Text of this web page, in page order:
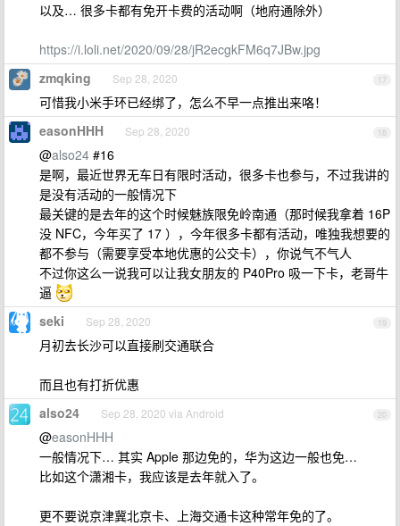
以及… 很多卡都有免开卡费的活动啊（地府通除外）
https://i.loli.net/2020/09/28/jR2ecgkFM6q7JBw.jpg
17
zmqking Sep 28, 2020
可惜我小米手环已经绑了，怎么不早一点推出来咯！
18
easonHHH Sep 28, 2020
@also24 #16
是啊，最近世界无车日有限时活动，很多卡也参与，不过我讲的
是没有活动的一般情况下
最关键的是去年的这个时候魅族限免岭南通（那时候我拿着 16P
没 NFC，今年买了 17 ），今年很多卡都有活动，唯独我想要的
都不参与（需要享受本地优惠的公交卡），你说气不气人
不过你这么一说我可以让我女朋友的 P40Pro 吸一下卡，老哥牛
逼
19
seki Sep 28, 2020
月初去长沙可以直接刷交通联合
而且也有打折优惠
20
also24 Sep 28, 2020 via Android
@easonHHH
一般情况下… 其实 Apple 那边免的，华为这边一般也免…
比如这个潇湘卡，我应该是去年就入了。
更不要说京津冀北京卡、上海交通卡这种常年免的了。